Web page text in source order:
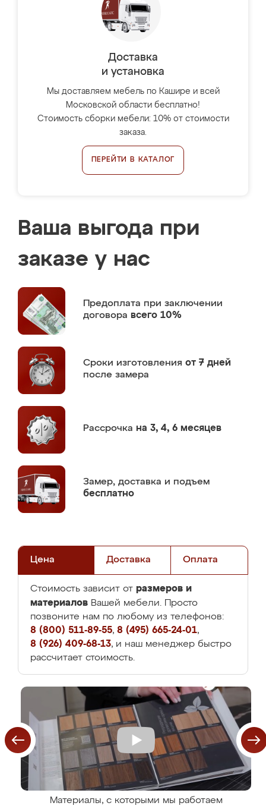
Доставка
и установка
Мы доставляем мебель по Кашире и всей
Московской области бесплатно!
Стоимость сборки мебели: 10% от стоимости
заказа.
ПЕРЕЙТИ В КАТАЛОГ
Ваша выгода при
заказе у нас
Предоплата при заключении
договора всего 10%
Сроки изготовления от 7 дней
после замера
Рассрочка на 3, 4, 6 месяцев
Замер, доставка и подъем
бесплатно
Цена Доставка Оплата
Стоимость зависит от размеров и
материалов Вашей мебели. Просто
позвоните нам по любому из телефонов:
8 (800) 511-89-55, 8 (495) 665-24-01,
8 (926) 409-68-13, и наш менеджер быстро
рассчитает стоимость.
Материалы, с которыми мы работаем